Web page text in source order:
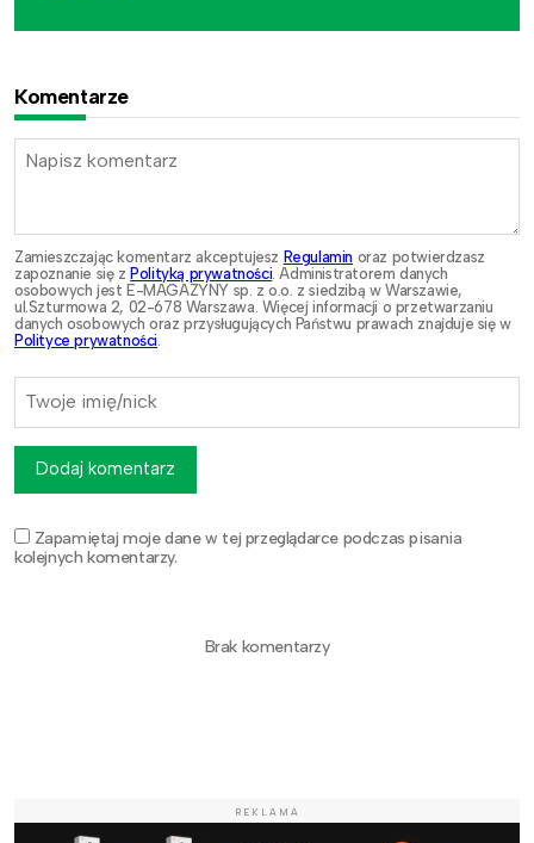
Komentarze
Zamieszczając komentarz akceptujesz Regulamin oraz potwierdzasz
zapoznanie się z Polityką prywatności. Administratorem danych
osobowych jest E-MAGAZYNY sp. z o.o. z siedzibą w Warszawie,
ul.Szturmowa 2, 02-678 Warszawa. Więcej informacji o przetwarzaniu
danych osobowych oraz przysługujących Państwu prawach znajduje się w
Polityce prywatności.
Zapamiętaj moje dane w tej przeglądarce podczas pisania
kolejnych komentarzy.
Dodaj komentarz
Brak komentarzy
REKLAMA